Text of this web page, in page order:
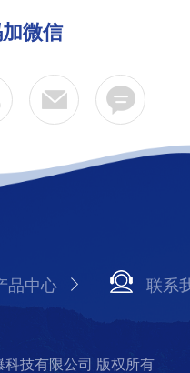
微信
品中心 联系
技有限公司 版权所有